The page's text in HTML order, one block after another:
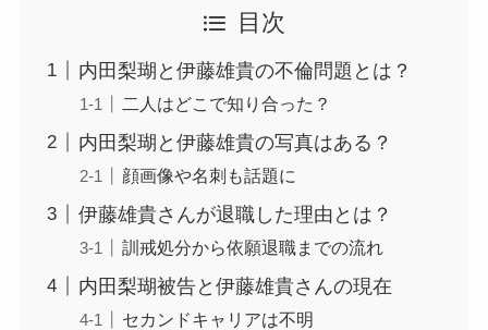
目次
内田梨瑚と伊藤雄貴の不倫問題とは？
二人はどこで知り合った？
内田梨瑚と伊藤雄貴の写真はある？
顔画像や名刺も話題に
伊藤雄貴さんが退職した理由とは？
訓戒処分から依願退職までの流れ
内田梨瑚被告と伊藤雄貴さんの現在
セカンドキャリアは不明